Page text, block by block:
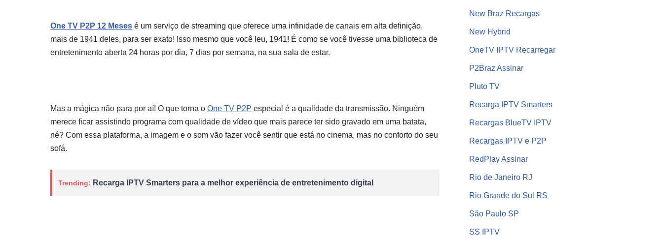
One TV P2P 12 Meses é um serviço de streaming que oferece uma infinidade de canais em alta definição,
mais de 1941 deles, para ser exato! Isso mesmo que você leu, 1941! É como se você tivesse uma biblioteca de
entretenimento aberta 24 horas por dia, 7 dias por semana, na sua sala de estar.
Mas a mágica não para por aí! O que torna o One TV P2P especial é a qualidade da transmissão. Ninguém
merece ficar assistindo programa com qualidade de vídeo que mais parece ter sido gravado em uma batata,
né? Com essa plataforma, a imagem e o som vão fazer você sentir que está no cinema, mas no conforto do seu
sofá.
Trending: Recarga IPTV Smarters para a melhor experiência de entretenimento digital
New Braz Recargas
New Hybrid
OneTV IPTV Recarregar
P2Braz Assinar
Pluto TV
Recarga IPTV Smarters
Recargas BlueTV IPTV
Recargas IPTV e P2P
RedPlay Assinar
Rio de Janeiro RJ
Rio Grande do Sul RS
São Paulo SP
SS IPTV